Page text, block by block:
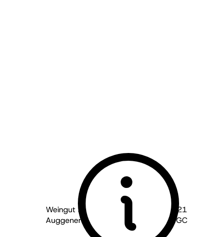
Weingut Martin Waßmer - Baden
2021
Auggener Letten Grauer Burgunder GC
trocken